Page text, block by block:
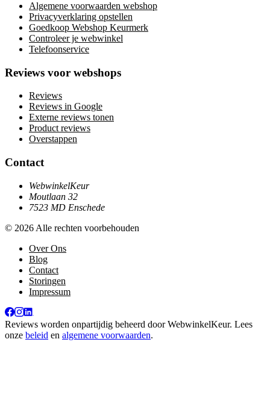
Algemene voorwaarden webshop
Privacyverklaring opstellen
Goedkoop Webshop Keurmerk
Controleer je webwinkel
Telefoonservice
Reviews voor webshops
Reviews
Reviews in Google
Externe reviews tonen
Product reviews
Overstappen
Contact
WebwinkelKeur
Moutlaan 32
7523 MD Enschede
© 2026 Alle rechten voorbehouden
Over Ons
Blog
Contact
Storingen
Impressum
Reviews worden onpartijdig beheerd doorWebwinkelKeur. Lees
onze beleid en algemene voorwaarden.